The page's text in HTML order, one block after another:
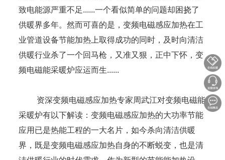
致电能源严重不足......一个看似简单的问题却困挠了
供暖界多年。然而可喜的是，变频电磁感应加热在工
业管道设备节能加热上取得成功的同时，及时向清洁
供暖行业杀了一个回马枪，又准又狠，正中下怀，变
频电磁能采暖炉应运而生......
资深变频电磁感应加热专家周武江对变频电磁能
采暖炉有以下解读：变频电磁感应加热的大功率节能
应用已是热能工程的一大名片，如今杀向清洁供暖
界，既是变频电磁感应加热自身的不断蜕变，也是清